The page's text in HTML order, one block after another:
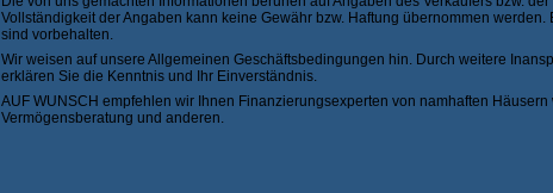
Vollständigkeit der Angaben kann keine Gewähr bzw. Haftung übernommen werden.
sind vorbehalten.
Wir weisen auf unsere Allgemeinen Geschäftsbedingungen hin. Durch weitere
erklären Sie die Kenntnis und Ihr Einverständnis.
AUF WUNSCH empfehlen wir Ihnen Finanzierungsexperten von namhaften Häusern
Vermögensberatung und anderen.